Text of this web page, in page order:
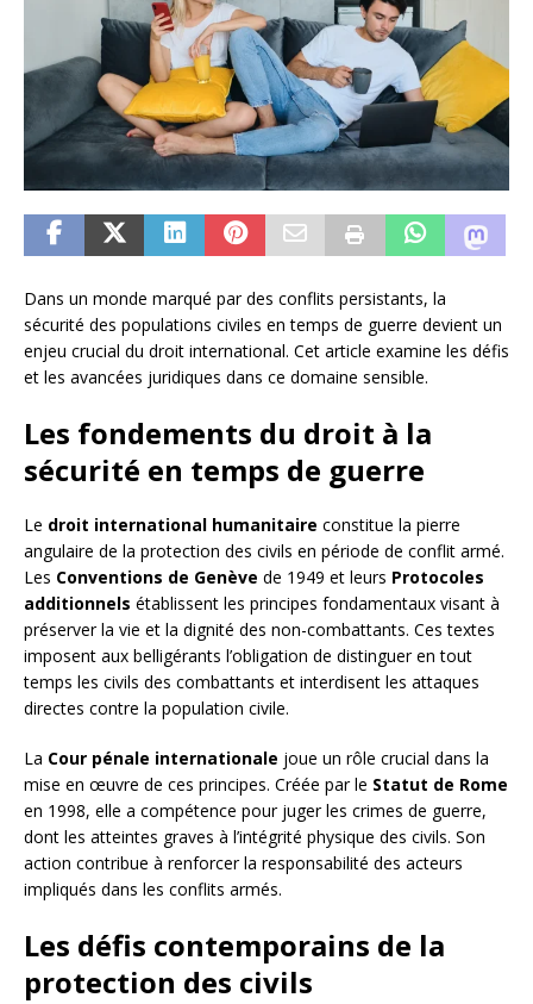
Dans un monde marqué par des conflits persistants, la
sécurité des populations civiles en temps de guerre devient un
enjeu crucial du droit international. Cet article examine les défis
et les avancées juridiques dans ce domaine sensible.
Les fondements du droit à la
sécurité en temps de guerre
Le droit international humanitaire constitue la pierre
angulaire de la protection des civils en période de conflit armé.
Les Conventions de Genève de 1949 et leurs Protocoles
additionnels établissent les principes fondamentaux visant à
préserver la vie et la dignité des non-combattants. Ces textes
imposent aux belligérants l’obligation de distinguer en tout
temps les civils des combattants et interdisent les attaques
directes contre la population civile.
La Cour pénale internationale joue un rôle crucial dans la
mise en œuvre de ces principes. Créée par le Statut de Rome
en 1998, elle a compétence pour juger les crimes de guerre,
dont les atteintes graves à l’intégrité physique des civils. Son
action contribue à renforcer la responsabilité des acteurs
impliqués dans les conflits armés.
Les défis contemporains de la
protection des civils